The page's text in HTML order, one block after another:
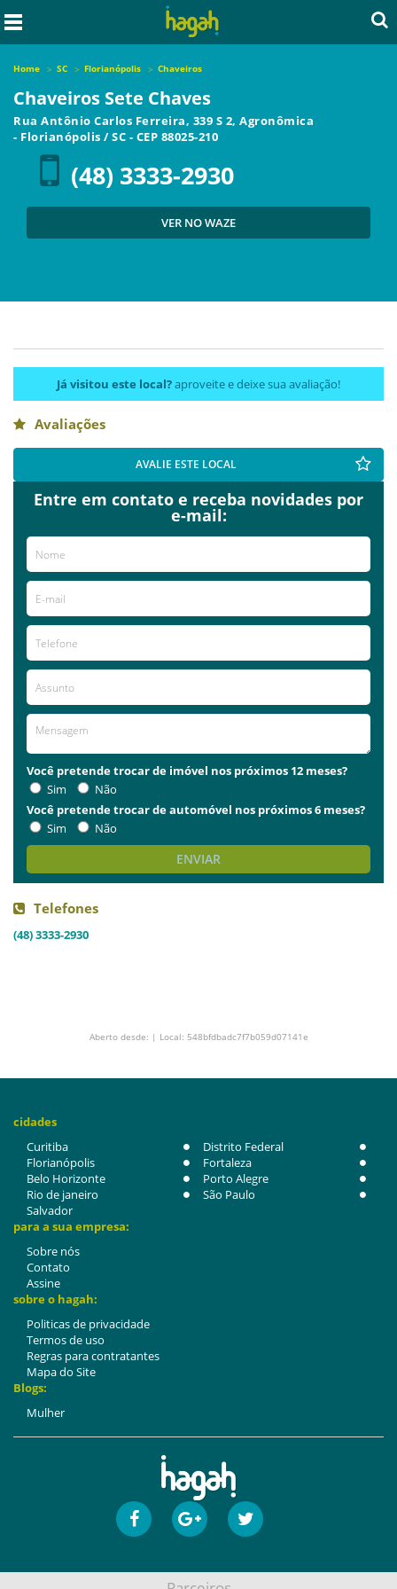
Home SC Florianópolis Chaveiros
Chaveiros Sete Chaves
Rua Antônio Carlos Ferreira, 339 S 2, Agronômica
- Florianópolis /SC - CEP 88025-210
(48) 3333-2930
VER NO WAZE
Já visitou este local?aproveite e deixe sua avaliação!
Avaliações
AVALIE ESTE LOCAL
Entre em contato e receba novidades por
e-mail:
Você pretende trocar de imóvel nos próximos 12 meses?
Sim
Não
Você pretende trocar de automóvel nos próximos 6 meses?
Sim
Não
ENVIAR
Telefones
(48) 3333-2930
Aberto desde: | Local: 548bfdbadc7f7b059d07141e
cidades
Curitiba
Distrito Federal
Florianópolis
Fortaleza
Belo Horizonte
Porto Alegre
Rio de janeiro
São Paulo
Salvador
para a sua empresa:
Sobre nós
Contato
Assine
sobre o hagah:
Politicas de privacidade
Termos de uso
Regras para contratantes
Mapa do Site
Blogs:
Mulher